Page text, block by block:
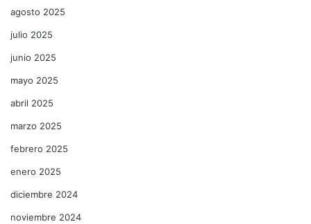
agosto 2025
julio 2025
junio 2025
mayo 2025
abril 2025
marzo 2025
febrero 2025
enero 2025
diciembre 2024
noviembre 2024